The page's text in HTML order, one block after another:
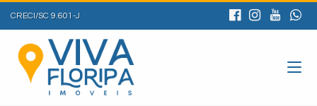
CRECI/SC 9.601-J